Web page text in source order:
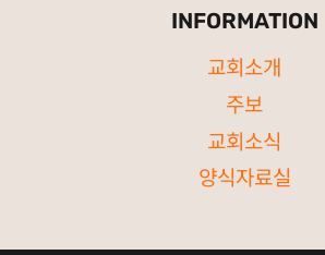
INFORMATION
교회소개
주보
교회소식
양식자료실